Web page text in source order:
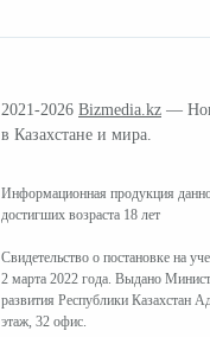
2021-2026 Bizmedia.kz —
в Казахстане и мира.
Информационная продукция
достигших возраста 18 лет
Свидетельство о постановке на
2 марта 2022 года. Выдано
развития Республики Казахстан
этаж, 32 офис.